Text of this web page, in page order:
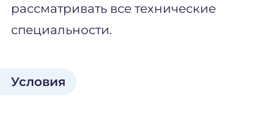
рассматривать все технические
специальности.
Условия